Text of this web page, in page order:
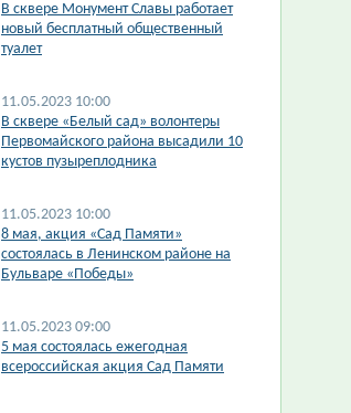
В сквере Монумент Славы работает
новый бесплатный общественный
туалет
11.05.2023 10:00
В сквере «Белый сад» волонтеры
Первомайского района высадили 10
кустов пузыреплодника
11.05.2023 10:00
8 мая, акция «Сад Памяти»
состоялась в Ленинском районе на
Бульваре «Победы»​
11.05.2023 09:00
5 мая состоялась ежегодная
всероссийская акция Сад Памяти